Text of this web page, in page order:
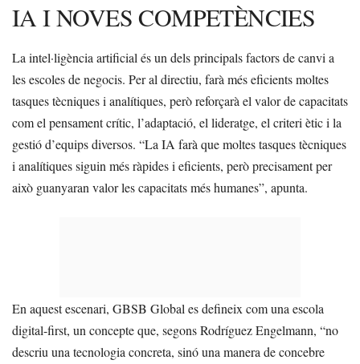
IA I NOVES COMPETÈNCIES
La intel·ligència artificial és un dels principals factors de canvi a
les escoles de negocis. Per al directiu, farà més eficients moltes
tasques tècniques i analítiques, però reforçarà el valor de capacitats
com el pensament crític, l’adaptació, el lideratge, el criteri ètic i la
gestió d’equips diversos. “La IA farà que moltes tasques tècniques
i analítiques siguin més ràpides i eficients, però precisament per
això guanyaran valor les capacitats més humanes”, apunta.
En aquest escenari, GBSB Global es defineix com una escola
digital-first, un concepte que, segons Rodríguez Engelmann, “no
descriu una tecnologia concreta, sinó una manera de concebre